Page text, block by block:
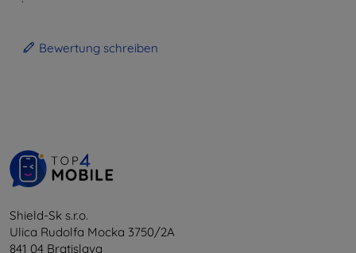
Bewertung schreiben
Shield-Sk s.r.o.
Ulica Rudolfa Mocka 3750/2A
841 04 Bratislava